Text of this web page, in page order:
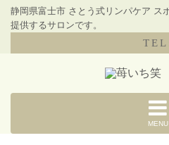
静岡県富士市 さとう式リンパケア ス
提供するサロンです。
MENU